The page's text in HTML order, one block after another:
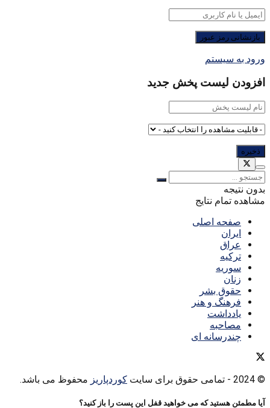
ورود به سیستم
افزودن لیست پخش جدید
بدون نتیجه
مشاهده تمام نتایج
صفحه اصلی
ایران
عراق
ترکیه
سوریه
زنان
حقوق بشر
فرهنگ و هنر
یادداشت
مصاحبه
چندرسانه ای
© 2024 - تمامی حقوق برای سایت کوردپاریز محفوظ می باشد.
آیا مطمئن هستید که می خواهید قفل این پست را باز کنید؟